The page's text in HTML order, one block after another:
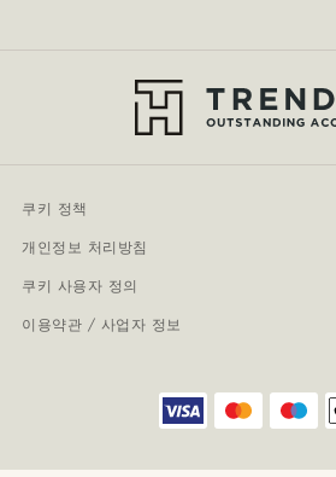
쿠키 정책
개인정보 처리방침
쿠키 사용자 정의
이용약관 / 사업자 정보